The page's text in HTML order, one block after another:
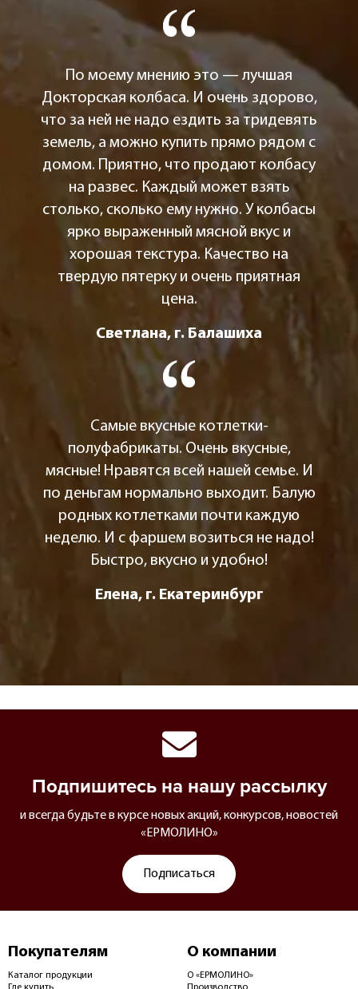
По моему мнению это — лучшая
Докторская колбаса. И очень здорово,
что за ней не надо ездить за тридевять
земель, а можно купить прямо рядом с
домом. Приятно, что продают колбасу
на развес. Каждый может взять
столько, сколько ему нужно. У колбасы
ярко выраженный мясной вкус и
хорошая текстура. Качество на
твердую пятерку и очень приятная
цена.
Светлана, г. Балашиха
Самые вкусные котлетки-
полуфабрикаты. Очень вкусные,
мясные! Нравятся всей нашей семье. И
по деньгам нормально выходит. Балую
родных котлетками почти каждую
неделю. И с фаршем возиться не надо!
Быстро, вкусно и удобно!
Елена, г. Екатеринбург
Подпишитесь на нашу рассылку
и всегда будьте в курсе новых акций, конкурсов, новостей
«ЕРМОЛИНО»
Подписаться
Покупателям
Каталог продукции
О компании
О «ЕРМОЛИНО»